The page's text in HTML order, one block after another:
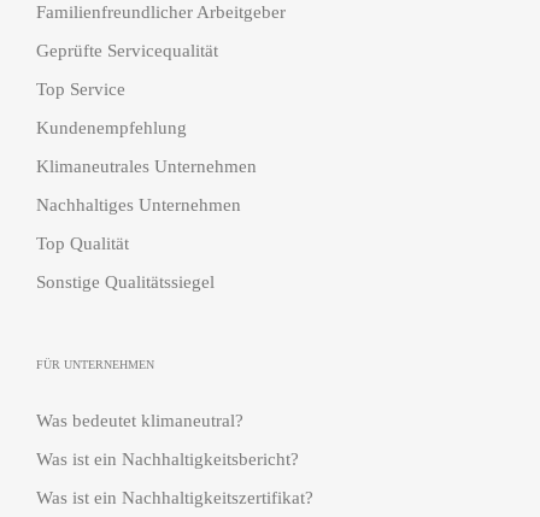
Familienfreundlicher Arbeitgeber
Geprüfte Servicequalität
Top Service
Kundenempfehlung
Klimaneutrales Unternehmen
Nachhaltiges Unternehmen
Top Qualität
Sonstige Qualitätssiegel
FÜR UNTERNEHMEN
Was bedeutet klimaneutral?
Was ist ein Nachhaltigkeitsbericht?
Was ist ein Nachhaltigkeitszertifikat?